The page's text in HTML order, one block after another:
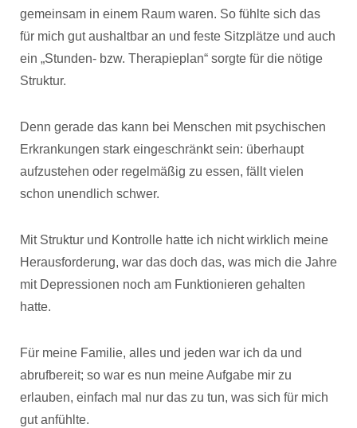
gemeinsam in einem Raum waren. So fühlte sich das
für mich gut aushaltbar an und feste Sitzplätze und auch
ein „Stunden- bzw. Therapieplan“ sorgte für die nötige
Struktur.
Denn gerade das kann bei Menschen mit psychischen
Erkrankungen stark eingeschränkt sein: überhaupt
aufzustehen oder regelmäßig zu essen, fällt vielen
schon unendlich schwer.
Mit Struktur und Kontrolle hatte ich nicht wirklich meine
Herausforderung, war das doch das, was mich die Jahre
mit Depressionen noch am Funktionieren gehalten
hatte.
Für meine Familie, alles und jeden war ich da und
abrufbereit; so war es nun meine Aufgabe mir zu
erlauben, einfach mal nur das zu tun, was sich für mich
gut anfühlte.